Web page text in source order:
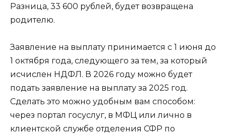
Разница, 33 600 рублей, будет возвращена
родителю.
Заявление на выплату принимается с 1 июня до
1 октября года, следующего за тем, за который
исчислен НДФЛ. В 2026 году можно будет
подать заявление на выплату за 2025 год.
Сделать это можно удобным вам способом:
через портал госуслуг, в МФЦ или лично в
клиентской службе отделения СФР по